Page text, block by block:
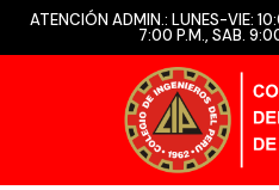
ATENCIÓN ADMIN.: LUNES-VIE:
7:00 P.M., SAB.